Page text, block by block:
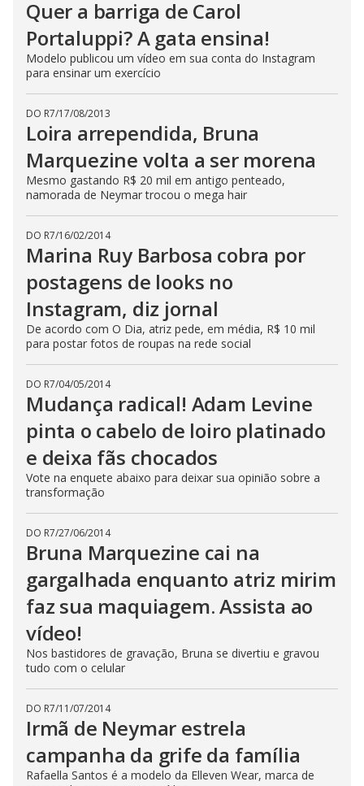
Quer a barriga de Carol
Portaluppi? A gata ensina!
Modelo publicou um vídeo em sua conta do Instagram
para ensinar um exercício
DO R7/17/08/2013
Loira arrependida, Bruna
Marquezine volta a ser morena
Mesmo gastando R$ 20 mil em antigo penteado,
namorada de Neymar trocou o mega hair
DO R7/16/02/2014
Marina Ruy Barbosa cobra por
postagens de looks no
Instagram, diz jornal
De acordo com O Dia, atriz pede, em média, R$ 10 mil
para postar fotos de roupas na rede social
DO R7/04/05/2014
Mudança radical! Adam Levine
pinta o cabelo de loiro platinado
e deixa fãs chocados
Vote na enquete abaixo para deixar sua opinião sobre a
transformação
DO R7/27/06/2014
Bruna Marquezine cai na
gargalhada enquanto atriz mirim
faz sua maquiagem. Assista ao
vídeo!
Nos bastidores de gravação, Bruna se divertiu e gravou
tudo com o celular
DO R7/11/07/2014
Irmã de Neymar estrela
campanha da grife da família
Rafaella Santos é a modelo da Elleven Wear, marca de